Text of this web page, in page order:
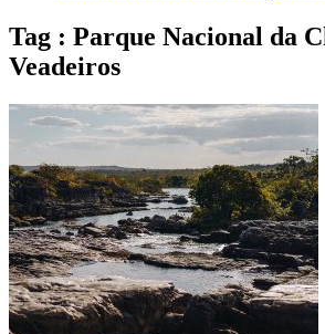
Tag : Parque Nacional da
Veadeiros